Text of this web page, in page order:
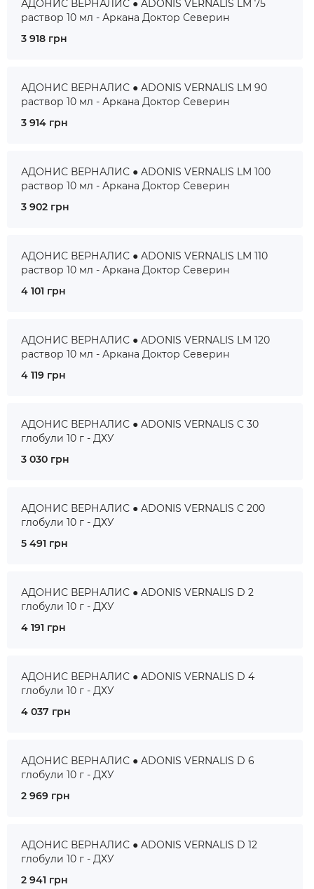
АДОНИС ВЕРНАЛИС ● ADONIS VERNALIS LM 75
раствор 10 мл - Аркана Доктор Северин
3 918 грн
АДОНИС ВЕРНАЛИС ● ADONIS VERNALIS LM 90
раствор 10 мл - Аркана Доктор Северин
3 914 грн
АДОНИС ВЕРНАЛИС ● ADONIS VERNALIS LM 100
раствор 10 мл - Аркана Доктор Северин
3 902 грн
АДОНИС ВЕРНАЛИС ● ADONIS VERNALIS LM 110
раствор 10 мл - Аркана Доктор Северин
4 101 грн
АДОНИС ВЕРНАЛИС ● ADONIS VERNALIS LM 120
раствор 10 мл - Аркана Доктор Северин
4 119 грн
АДОНИС ВЕРНАЛИС ● ADONIS VERNALIS C 30
глобули 10 г - ДХУ
3 030 грн
АДОНИС ВЕРНАЛИС ● ADONIS VERNALIS C 200
глобули 10 г - ДХУ
5 491 грн
АДОНИС ВЕРНАЛИС ● ADONIS VERNALIS D 2
глобули 10 г - ДХУ
4 191 грн
АДОНИС ВЕРНАЛИС ● ADONIS VERNALIS D 4
глобули 10 г - ДХУ
4 037 грн
АДОНИС ВЕРНАЛИС ● ADONIS VERNALIS D 6
глобули 10 г - ДХУ
2 969 грн
АДОНИС ВЕРНАЛИС ● ADONIS VERNALIS D 12
глобули 10 г - ДХУ
2 941 грн